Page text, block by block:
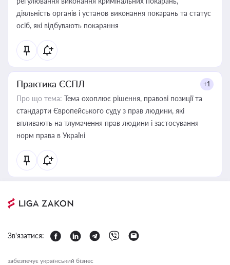
діяльність органів і установ виконання покарань та статус
осіб, які відбувають покарання
Практика ЄСПЛ +1
Про що тема: Тема охоплює рішення, правові позиції та
стандарти Європейського суду з прав людини, які
впливають на тлумачення прав людини і застосування
норм права в Україні
Зв'язатися:
забезпечує український бізнес